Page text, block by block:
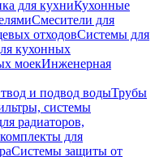
для кухниКухонные
Смесители для
отходовСистемы для
кухонных
моекИнженерная
и подвод водыТрубы
системы
радиаторов,
для
Системы защиты от